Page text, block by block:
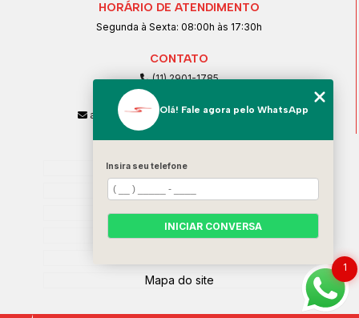
HORÁRIO DE ATENDIMENTO
Segunda à Sexta: 08:00h às 17:30h
CONTATO
(11) 2901-1785
(11) 99239-1832
atendimento@santeccopiadoras.com.br
Home
Empresa
SERVIÇOS
Contato
Mapa do site
1
Olá! Fale agora pelo WhatsApp
Insira seu telefone
INICIAR CONVERSA